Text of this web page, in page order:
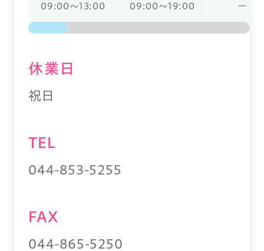
09:00～13:00 09:00～19:00 ー
休業⽇
祝日
TEL
044-853-5255
FAX
044-865-5250